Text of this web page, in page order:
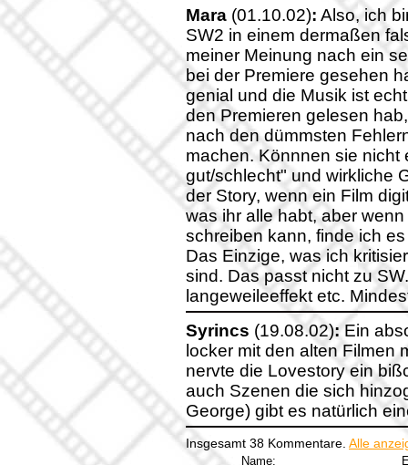
Mara (01.10.02): Also, ich
SW2 in einem dermaßen
meiner Meinung nach ein
bei der Premiere gesehen
genial und die Musik ist
den Premieren gelesen
nach den dümmsten
machen. Könnnen sie nicht
gut/schlecht" und wirkliche
der Story, wenn ein Film
was ihr alle habt, aber
schreiben kann, finde ich
Das Einzige, was ich
sind. Das passt nicht zu
langeweileeffekt etc.
Syrincs (19.08.02):Ein
locker mit den alten Filmen
nervte die Lovestory ein
auch Szenen die sich
George) gibt es natürlich
Insgesamt 38 Kommentare. Alle
Name: